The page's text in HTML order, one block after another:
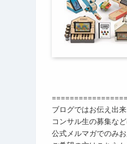
ブログではお伝え出
コンサル生の募集な
公式メルマガでのみお